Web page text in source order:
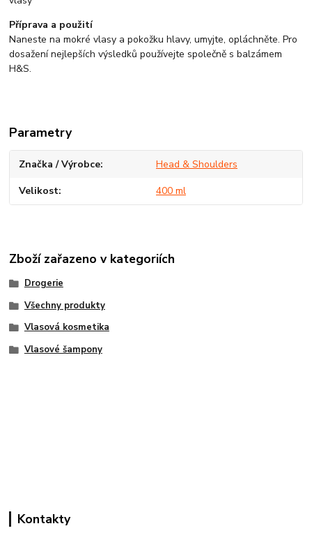
Příprava a použití
Naneste na mokré vlasy a pokožku hlavy, umyjte, opláchněte. Pro
dosažení nejlepších výsledků používejte společně s balzámem
H&S.
Parametry
Značka / Výrobce Head & Shoulders
Velikost 400 ml
Zboží zařazeno v kategoriích
Drogerie
Všechny produkty
Vlasová kosmetika
Vlasové šampony
Kontakty